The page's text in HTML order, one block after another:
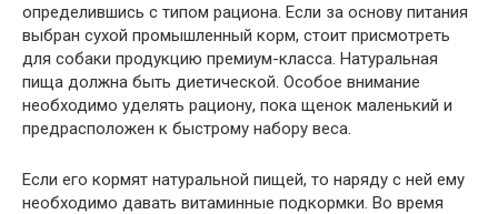
определившись с типом рациона. Если за основу питания
выбран сухой промышленный корм, стоит присмотреть
для собаки продукцию премиум-класса. Натуральная
пища должна быть диетической. Особое внимание
необходимо уделять рациону, пока щенок маленький и
предрасположен к быстрому набору веса.
Если его кормят натуральной пищей, то наряду с ней ему
необходимо давать витаминные подкормки. Во время